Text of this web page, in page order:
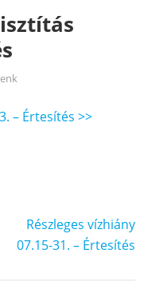
– Értesítés >>
Részleges vízhiány
07.15-31. – Értesítés